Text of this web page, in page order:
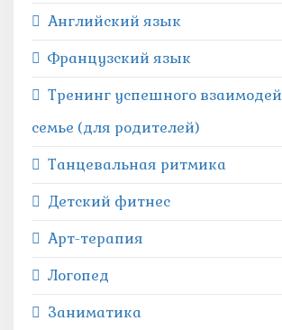
Английский язык
Французский язык
Тренинг успешного
семье (для родителей)
Танцевальная ритмика
Детский фитнес
Арт-терапия
Логопед
Заниматика